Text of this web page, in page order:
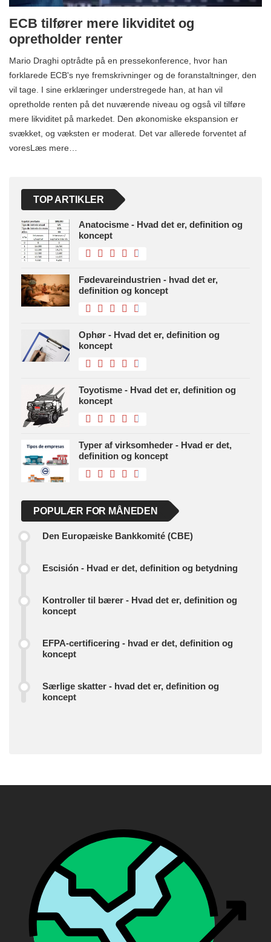
ECB tilfører mere likviditet og
opretholder renter
Mario Draghi optrådte på en pressekonference, hvor han
forklarede ECB's nye fremskrivninger og de foranstaltninger, den
vil tage. I sine erklæringer understregede han, at han vil
opretholde renten på det nuværende niveau og også vil tilføre
mere likviditet på markedet. Den økonomiske ekspansion er
svækket, og væksten er moderat. Det var allerede forventet af
voresLæs mere…
TOP ARTIKLER
Anatocisme - Hvad det er, definition og
koncept
Fødevareindustrien - hvad det er,
definition og koncept
Ophør - Hvad det er, definition og
koncept
Toyotisme - Hvad det er, definition og
koncept
Typer af virksomheder - Hvad er det,
definition og koncept
POPULÆR FOR MÅNEDEN
Den Europæiske Bankkomité (CBE)
Escisión - Hvad er det, definition og betydning
Kontroller til bærer - Hvad det er, definition og
koncept
EFPA-certificering - hvad er det, definition og
koncept
Særlige skatter - hvad det er, definition og
koncept